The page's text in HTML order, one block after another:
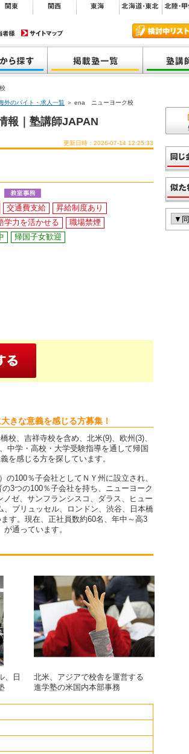
外のバイト・求人一覧 ＞ ena ニューヨーク校
報｜塾講師JAPAN
更新日時：2026-07-14 12:25:33
交通費支給
昇給制度あり
学力を活かせる
職場禁煙
帰国子女歓迎
きな意義を感じる方募集！
校、吉祥寺校を含め、北米(9)、欧州(3)、
中学・高校・大学受験指導を通して帰国
を感じる方を探しています。
100％子会社としてＮＹ州に設立され、
3つの100％子会社を持ち、ニューヨーク
ゼ、サンフランシスコ、ダラス、ヒュー
ブリュッセル、ロンドン、渋谷、日本橋
す。現在、正社員数約60名、年中～高3
通っています。
、日
北米、アジアで校舎を運営する
進学塾の米国内本部事務